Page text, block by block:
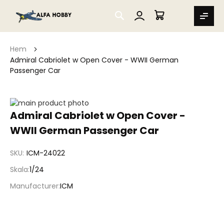
SEARCH
MIN VARUKORG
Hem
Admiral Cabriolet w Open Cover - WWII German
Passenger Car
Admiral Cabriolet w Open Cover -
WWII German Passenger Car
SKU ICM-24022
Skala 1/24
ManufacturerICM
Hoppa
till
av
Hoppa
början
bildgalleriet